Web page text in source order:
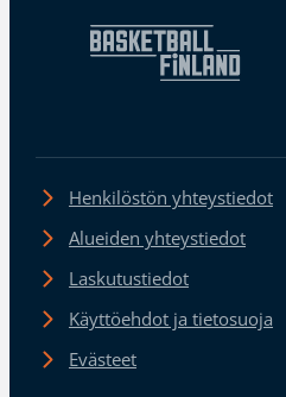
Henkilöstön yhteystiedot
Alueiden yhteystiedot
Laskutustiedot
Käyttöehdot ja tietosuoja
Evästeet